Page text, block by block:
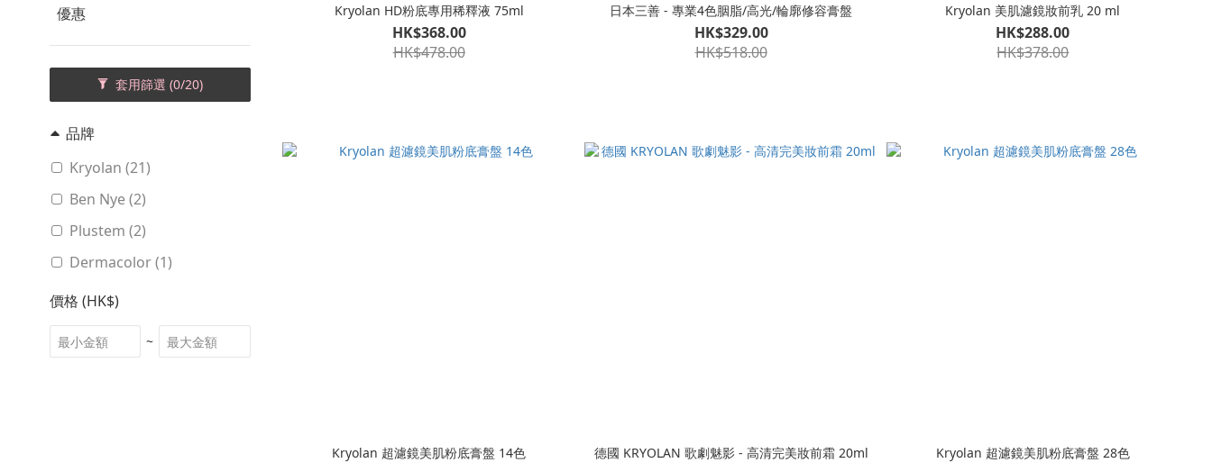
優惠
套用篩選 (0/20)
品牌
Kryolan (21)
Ben Nye (2)
Plustem (2)
Dermacolor (1)
價格 (HK$)
~
Kryolan HD粉底專用稀釋液 75ml
HK$368.00
HK$478.00
日本三善 - 專業4色胭脂/高光/輪廓修容膏盤
HK$329.00
HK$518.00
Kryolan 美肌濾鏡妝前乳 20 ml
HK$288.00
HK$378.00
Kryolan 超濾鏡美肌粉底膏盤 14色 德國 KRYOLAN 歌劇魅影 - 高清完美妝前霜 20ml Kryolan 超濾鏡美肌粉底膏盤 28色